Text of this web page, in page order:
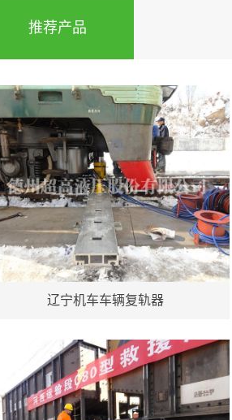
推荐产品
辽宁机车车辆复轨器